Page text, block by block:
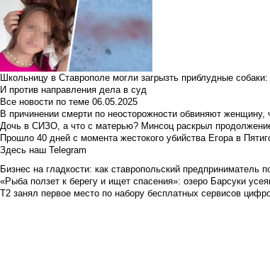
Школьницу в Ставрополе могли загрызть приблудные
И против направления дела в суд
Все новости по теме 06.05.2025
В причинении смерти по неосторожности обвиняют женщину,
Дочь в СИЗО, а что с матерью? Минсоц раскрыл
Прошло 40 дней с момента жестокого убийства Егора в
Здесь наш Telegram
Бизнес на гладкости: как ставропольский
«Рыба ползет к берегу и ищет спасения»: озеро Барсуки
Т2 занял первое место по набору бесплатных сервисов